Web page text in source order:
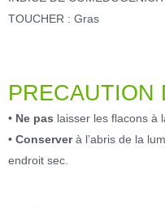
TOUCHER : Gras
PRECAUTION
• Ne pas laisser les flacons à
• Conserverà l’abris de la
endroit sec.